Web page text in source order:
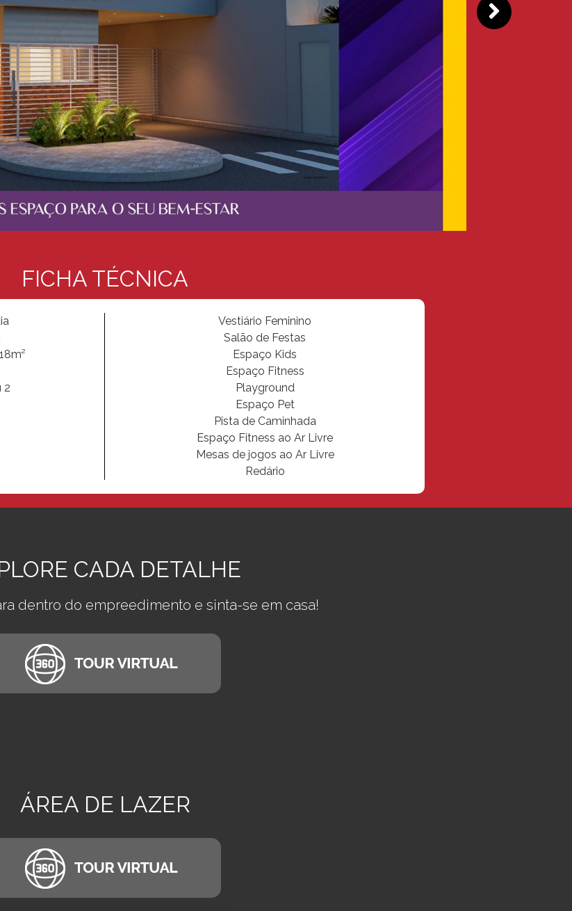
FICHA TÉCNICA
2
Vestiário Feminino
Salão de Festas
Espaço Kids
Espaço Fitness
Playground
Espaço Pet
Pista de Caminhada
Espaço Fitness ao Ar Livre
Mesas de jogos ao Ar Livre
Redário
CADA DETALHE
dentro do empreedimento e sinta-se em casa!
ÁREA DE LAZER